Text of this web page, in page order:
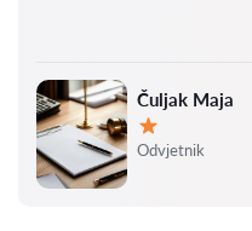
Čuljak Maja
Ocjena:
Odvjetnik